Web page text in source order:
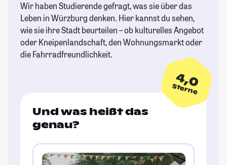
Wir haben Studierende gefragt, was sie über das
Leben in Würzburg denken. Hier kannst du sehen,
wie sie ihre Stadt beurteilen – ob kulturelles Angebot
oder Kneipenlandschaft, den Wohnungsmarkt oder
die Fahrradfreundlichkeit.
4,0
Sterne
Und was heißt das
genau?